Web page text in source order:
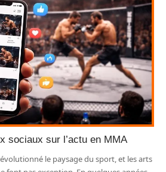
sociaux sur l’actu en MMA
le paysage du sport, et les arts